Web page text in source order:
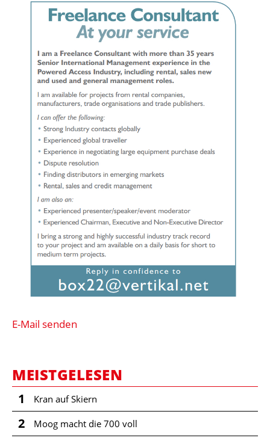
WÄHRUNGSRECHNER
EINHEITENKONVERTER
KONTAKT
E-Mail senden
MEISTGELESEN
1 Kran auf Skiern
2 Moog macht die 700 voll